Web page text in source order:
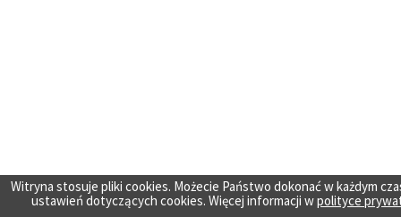
Witryna stosuje pliki cookies. Możecie Państwo dokonać w każdym
ustawień dotyczących cookies. Więcej informacji wpolityce